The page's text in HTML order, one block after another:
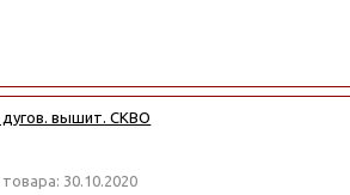
дугов. вышит. СКВО
30.10.2020